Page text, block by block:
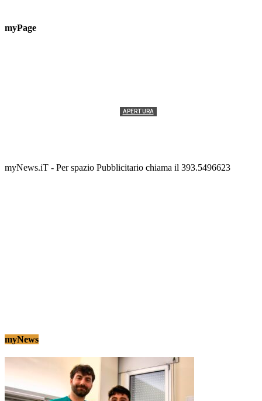
myPage
APERTURA
myNews.iT - Per spazio Pubblicitario chiama il 393.5496623
myNews